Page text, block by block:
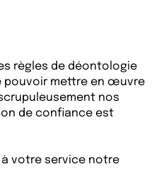
règles de déontologie
pouvoir mettre en œuvre
nos
de confiance est
votre service notre